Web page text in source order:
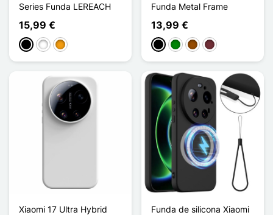
Series Funda LEREACH
15,99 €
NegroBlancoNaranja
Funda Metal Frame
13,99 €
NegroVerdeMarrónRouge Vin
Xiaomi 17 Ultra Hybrid
Funda de silicona Xiaomi